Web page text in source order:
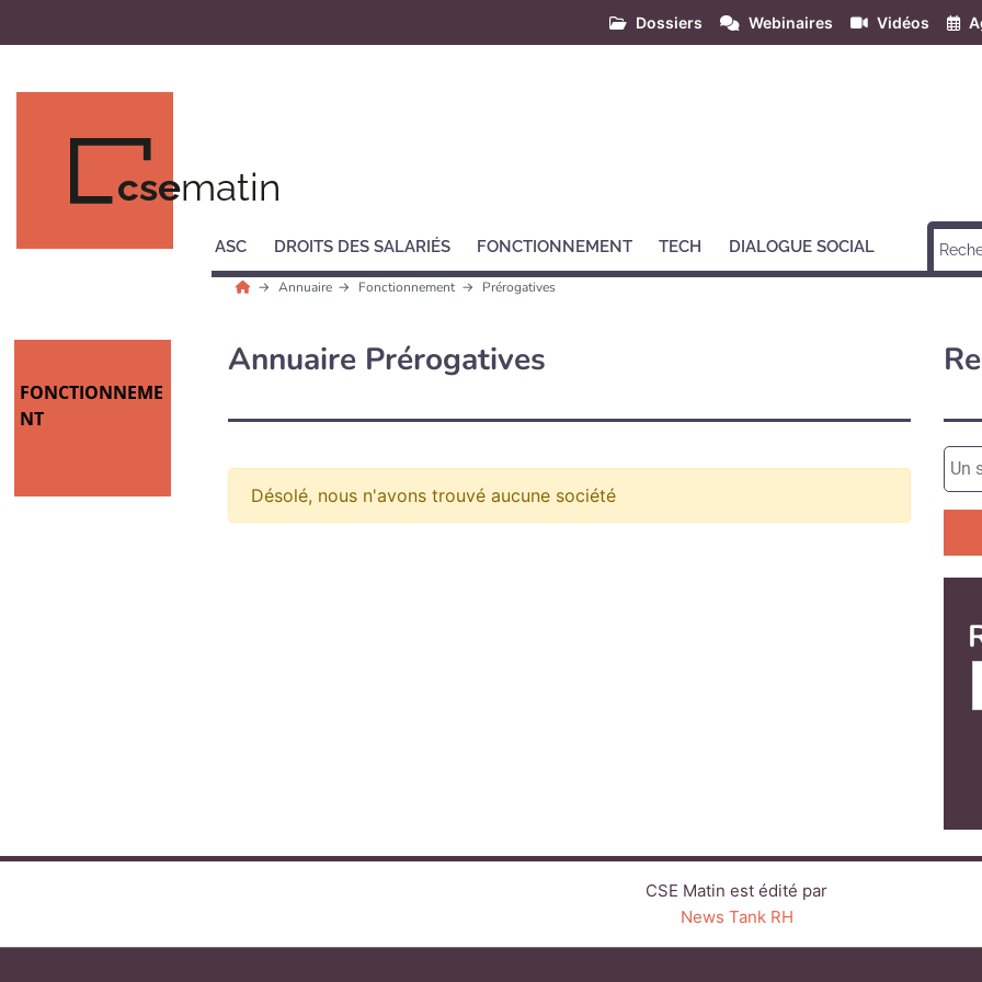
Dossiers Webinaires Vidéos
csematin
ASC DROITS DES SALARIÉS FONCTIONNEMENT TECH DIALOGUE SOCIAL
Annuaire Fonctionnement Prérogatives
FONCTIONNEME
NT
Annuaire Prérogatives
Désolé, nous n'avons trouvé aucune société
CSE Matin est édité par
News Tank RH